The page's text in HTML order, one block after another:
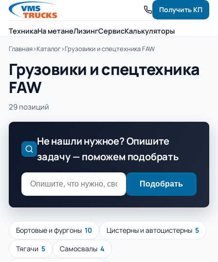
ТехникаНа метанеЛизингСервисКалькуляторы
Получить КП
Главная›Каталог›Грузовики и спецтехника FAW
Грузовики и спецтехника
FAW
29 позиций
Не нашли нужное? Опишите
задачу — поможем подобрать
Подобрать
Бортовые и фургоны 10 Цистерны и автоцистерны 5
Тягачи 5 Самосвалы 4